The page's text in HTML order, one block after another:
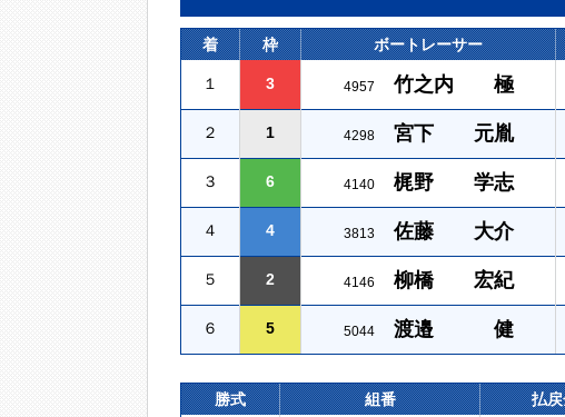
着 枠 ボートレーサー
１ 3 4957 竹之内 極
２ 1 4298 宮下 元胤
３ 6 4140 梶野 学志
４ 4 3813 佐藤 大介
５ 2 4146 柳橋 宏紀
６ 5 5044 渡邉 健
勝式 組番 払